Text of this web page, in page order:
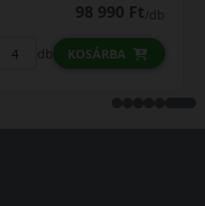
98 990 Ft/db
db KOSÁRBA